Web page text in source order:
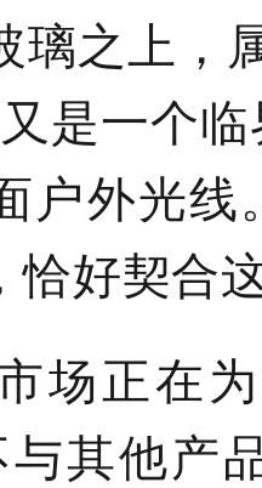
璃之上 ，
是一个
户外光线
恰好契合
场正在为
与其他产